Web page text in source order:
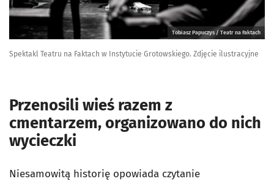
Tobiasz Papuczys / Teatr na Faktach
Spektakl Teatru na Faktach w Instytucie Grotowskiego. Zdjęcie ilustracyjne
Przenosili wieś razem z
cmentarzem, organizowano do nich
wycieczki
Niesamowitą historię opowiada czytanie